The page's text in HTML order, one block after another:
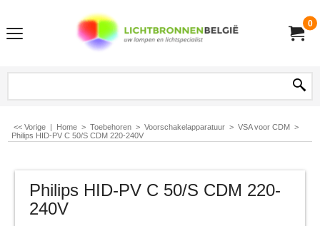
0
<< Vorige | Home > Toebehoren > Voorschakelapparatuur > VSA voor CDM >
Philips HID-PV C 50/S CDM 220-240V
Philips HID-PV C 50/S CDM 220-
240V